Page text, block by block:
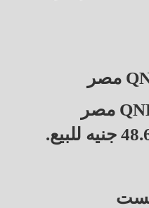
سجل الدولار في بنك QNB مصر